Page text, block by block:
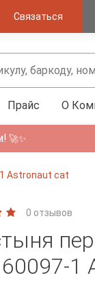
Связаться
Прайс О
🚀✨
1 Astronaut cat
0 отзывов
60097-1